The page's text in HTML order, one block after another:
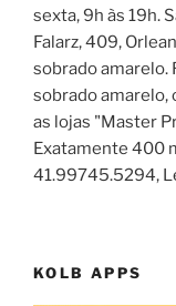
sexta, 9h às 19h.
Falarz, 409,
sobrado amarelo.
sobrado amarelo,
as lojas "Master
Exatamente 400
41.99745.5294,
KOLB APPS